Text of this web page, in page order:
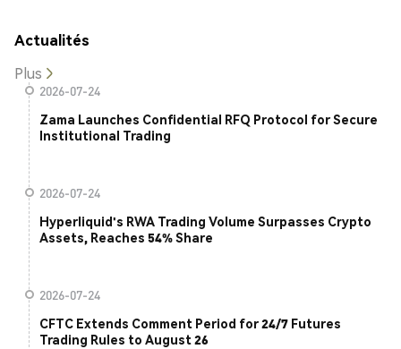
Actualités
Plus
2026-07-24
Zama Launches Confidential RFQ Protocol for Secure
Institutional Trading
2026-07-24
Hyperliquid's RWA Trading Volume Surpasses Crypto
Assets, Reaches 54% Share
2026-07-24
CFTC Extends Comment Period for 24/7 Futures
Trading Rules to August 26